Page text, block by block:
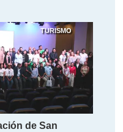
TURISMO
de San